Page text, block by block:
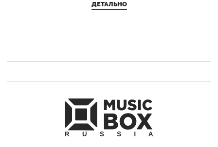
ДЕТАЛЬНО